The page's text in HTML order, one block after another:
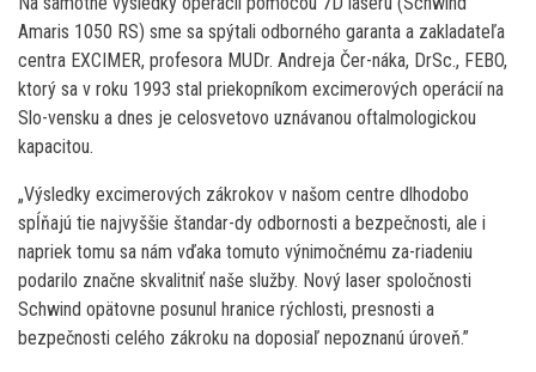
Amaris 1050 RS) sme sa spýtali odborného garanta a zakladateľa
centra EXCIMER, profesora MUDr. Andreja Čer-náka, DrSc., FEBO,
ktorý sa v roku 1993 stal priekopníkom excimerových operácií na
Slo-vensku a dnes je celosvetovo uznávanou oftalmologickou
kapacitou.
„Výsledky excimerových zákrokov v našom centre dlhodobo
spĺňajú tie najvyššie štandar-dy odbornosti a bezpečnosti, ale i
napriek tomu sa nám vďaka tomuto výnimočnému za-riadeniu
podarilo značne skvalitniť naše služby. Nový laser spoločnosti
Schwind opätovne posunul hranice rýchlosti, presnosti a
bezpečnosti celého zákroku na doposiaľ nepoznanú úroveň.”